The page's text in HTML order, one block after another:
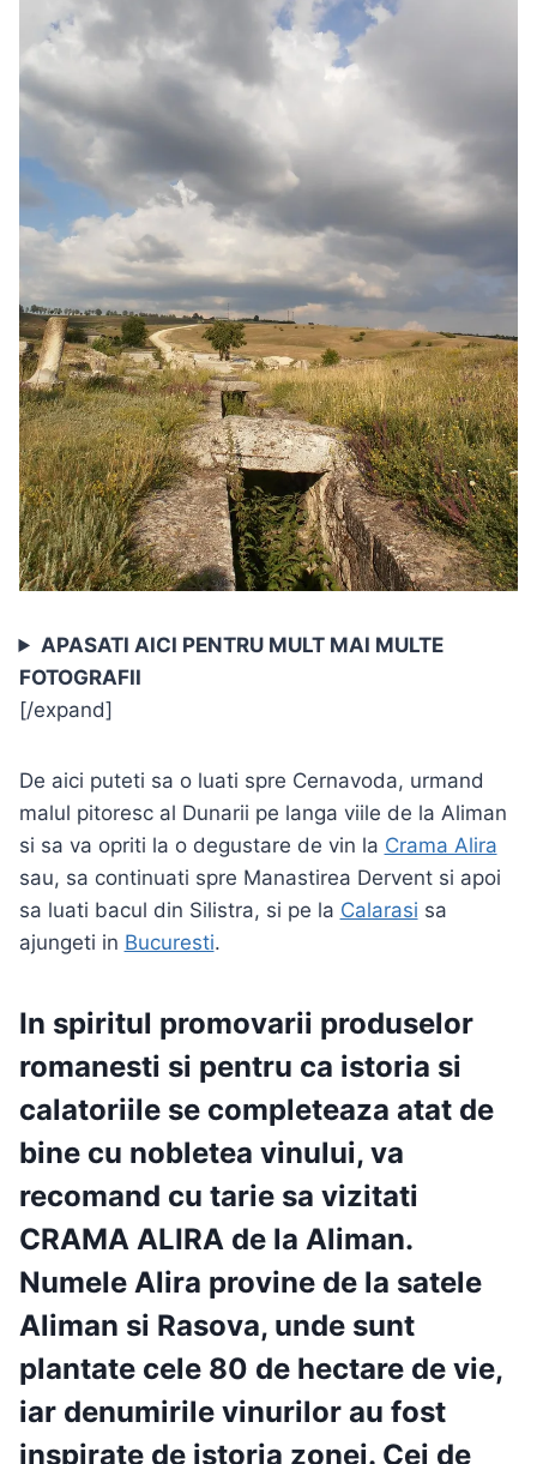
APASATI AICI PENTRU MULT MAI MULTE
FOTOGRAFII
[/expand]
De aici puteti sa o luati spre Cernavoda, urmand
malul pitoresc al Dunarii pe langa viile de la Aliman
si sa va opriti la o degustare de vin la Crama Alira
sau, sa continuati spre Manastirea Dervent si apoi
sa luati bacul din Silistra, si pe la Calarasi sa
ajungeti in Bucuresti.
In spiritul promovarii produselor
romanesti si pentru ca istoria si
calatoriile se completeaza atat de
bine cu nobletea vinului, va
recomand cu tarie sa vizitati
CRAMA ALIRAde la Aliman.
Numele Alira provine de la satele
Aliman si Rasova, unde sunt
plantate cele 80 de hectare de vie,
iar denumirile vinurilor au fost
inspirate de istoria zonei. Cei de